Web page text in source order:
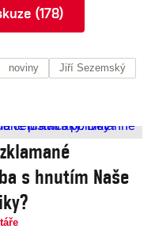
(178)
noviny Jiří Sezemský
s hnutím Naše